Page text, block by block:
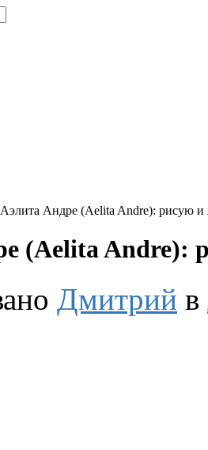
Аэлита Андре (Aelita Andre): рисую и
(Aelita Andre):
Дмитрий в